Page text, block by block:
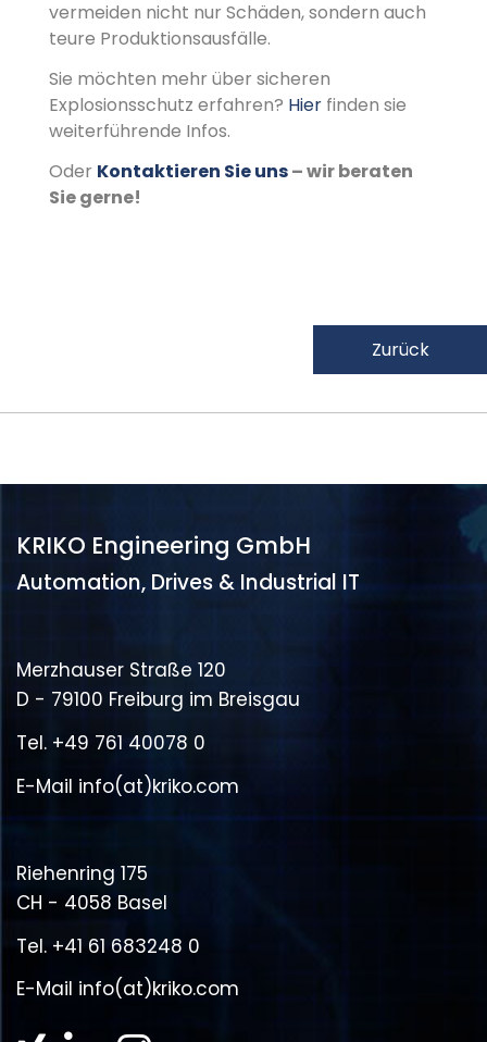
vermeiden nicht nur Schäden, sondern auch
teure Produktionsausfälle.
Sie möchten mehr über sicheren
Explosionsschutz erfahren? Hier finden sie
weiterführende Infos.
Oder Kontaktieren Sie uns– wir beraten
Sie gerne!
Zurück
KRIKO Engineering GmbH
Automation, Drives & Industrial IT
Merzhauser Straße 120
D - 79100 Freiburg im Breisgau
Tel. +49 761 40078 0
E-Mail info(at)kriko.com
Riehenring 175
CH - 4058 Basel
Tel. +41 61 683248 0
E-Mail info(at)kriko.com